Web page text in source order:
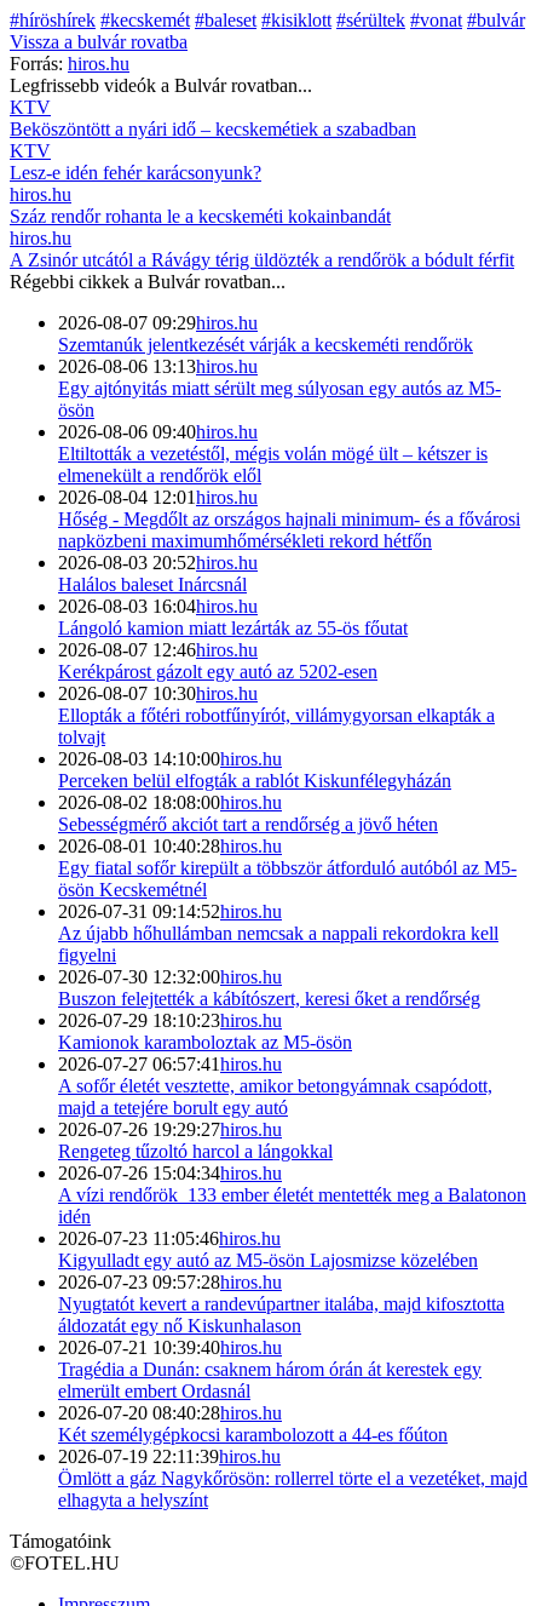
#híröshírek #kecskemét #baleset #kisiklott #sérültek #vonat #bulvár
Vissza a bulvárrovatba
Forrás: hiros.hu
Legfrissebb videók a Bulvárrovatban...
KTV
Beköszöntött a nyári idő – kecskemétiek a szabadban
KTV
Lesz-e idén fehér karácsonyunk?
hiros.hu
Száz rendőr rohanta le a kecskeméti kokainbandát
hiros.hu
A Zsinór utcától a Rávágy térig üldözték a rendőrök a bódult férfit
Régebbi cikkek a Bulvárrovatban...
2026-08-07 09:29hiros.hu
Szemtanúk jelentkezését várják a kecskeméti rendőrök
2026-08-06 13:13hiros.hu
Egy ajtónyitás miatt sérült meg súlyosan egy autós az M5-
ösön
2026-08-06 09:40hiros.hu
Eltiltották a vezetéstől, mégis volán mögé ült – kétszer is
elmenekült a rendőrök elől
2026-08-04 12:01hiros.hu
Hőség - Megdőlt az országos hajnali minimum- és a fővárosi
napközbeni maximumhőmérsékleti rekord hétfőn
2026-08-03 20:52hiros.hu
Halálos baleset Inárcsnál
2026-08-03 16:04hiros.hu
Lángoló kamion miatt lezárták az 55-ös főutat
2026-08-07 12:46hiros.hu
Kerékpárost gázolt egy autó az 5202-esen
2026-08-07 10:30hiros.hu
Ellopták a főtéri robotfűnyírót, villámygyorsan elkapták a
tolvajt
2026-08-03 14:10:00hiros.hu
Perceken belül elfogták a rablót Kiskunfélegyházán
2026-08-02 18:08:00hiros.hu
Sebességmérő akciót tart a rendőrség a jövő héten
2026-08-01 10:40:28hiros.hu
Egy fiatal sofőr kirepült a többször átforduló autóból az M5-
ösön Kecskemétnél
2026-07-31 09:14:52hiros.hu
Az újabb hőhullámban nemcsak a nappali rekordokra kell
figyelni
2026-07-30 12:32:00hiros.hu
Buszon felejtették a kábítószert, keresi őket a rendőrség
2026-07-29 18:10:23hiros.hu
Kamionok karamboloztak az M5-ösön
2026-07-27 06:57:41hiros.hu
A sofőr életét vesztette, amikor betongyámnak csapódott,
majd a tetejére borult egy autó
2026-07-26 19:29:27hiros.hu
Rengeteg tűzoltó harcol a lángokkal
2026-07-26 15:04:34hiros.hu
A vízi rendőrök 133 ember életét mentették meg a Balatonon
idén
2026-07-23 11:05:46hiros.hu
Kigyulladt egy autó az M5-ösön Lajosmizse közelében
2026-07-23 09:57:28hiros.hu
Nyugtatót kevert a randevúpartner italába, majd kifosztotta
áldozatát egy nő Kiskunhalason
2026-07-21 10:39:40hiros.hu
Tragédia a Dunán: csaknem három órán át kerestek egy
elmerült embert Ordasnál
2026-07-20 08:40:28hiros.hu
Két személygépkocsi karambolozott a 44-es főúton
2026-07-19 22:11:39hiros.hu
Ömlött a gáz Nagykőrösön: rollerrel törte el a vezetéket, majd
elhagyta a helyszínt
Támogatóink
©FOTEL.HU